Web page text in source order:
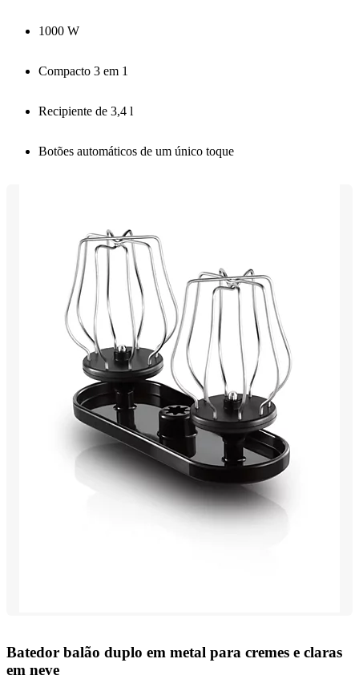
1000 W
Compacto 3 em 1
Recipiente de 3,4 l
Botões automáticos de um único toque
Batedor balão duplo em metal para cremes e claras
em neve